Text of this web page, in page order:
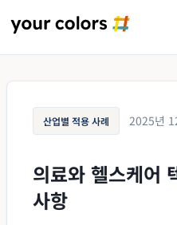
산업별 적용 사례 2025년
의료와 헬스케어
사항